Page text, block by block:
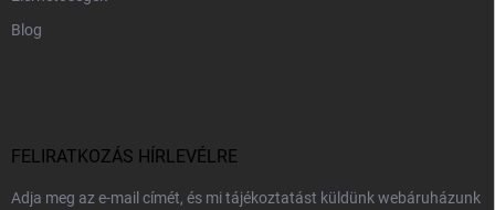
Blog
FELIRATKOZÁS HÍRLEVÉLRE
Adja meg az e-mail címét, és mi tájékoztatást küldünk webáruházunk